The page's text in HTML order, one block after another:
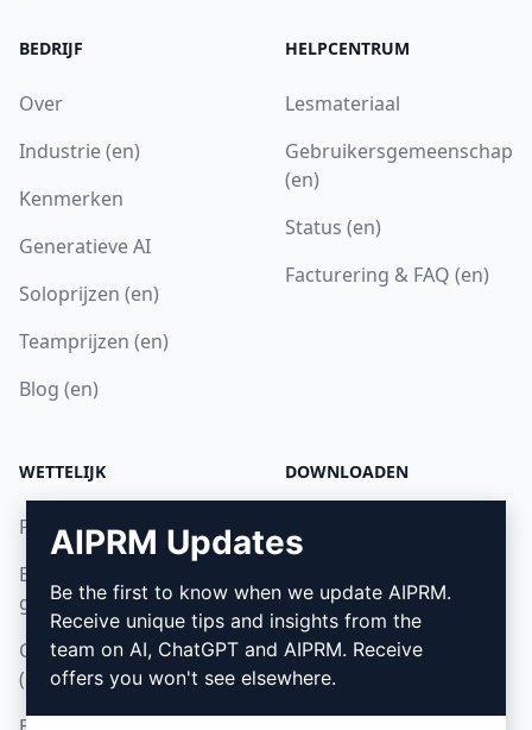
BEDRIJF
Over
Industrie (en)
Kenmerken
Generatieve AI
Soloprijzen (en)
Teamprijzen (en)
Blog (en)
HELPCENTRUM
Lesmateriaal
Gebruikersgemeenschap
(en)
Status (en)
Facturering & FAQ (en)
WETTELIJK
Privacybeleid (en)
Beleid voor acceptabel
gebruik (en)
Gebruiksvoorwaarden
(en)
DOWNLOADEN
Microsoft Edge (en)
AIPRM Updates
Be the first to know when we update AIPRM.
Receive unique tips and insights from the
team on AI, ChatGPT and AIPRM. Receive
offers you won't see elsewhere.